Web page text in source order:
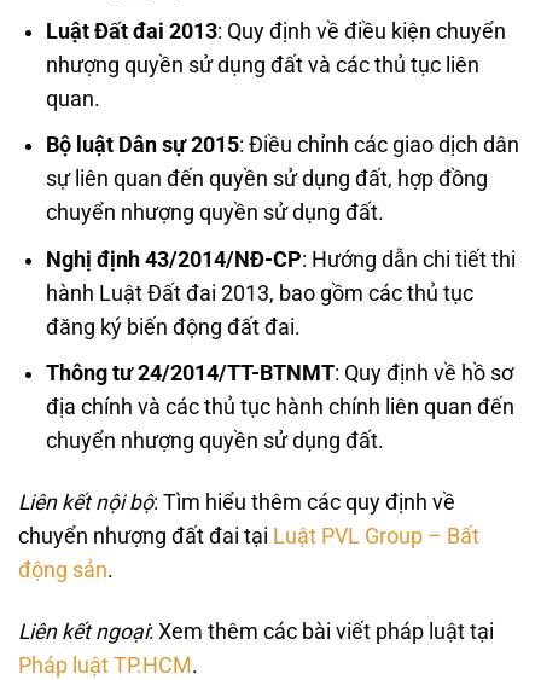
Luật Đất đai 2013: Quy định về điều kiện chuyển
nhượng quyền sử dụng đất và các thủ tục liên
quan.
Bộ luật Dân sự 2015: Điều chỉnh các giao dịch dân
sự liên quan đến quyền sử dụng đất, hợp đồng
chuyển nhượng quyền sử dụng đất.
Nghị định 43/2014/NĐ-CP: Hướng dẫn chi tiết thi
hành Luật Đất đai 2013, bao gồm các thủ tục
đăng ký biến động đất đai.
Thông tư 24/2014/TT-BTNMT: Quy định về hồ sơ
địa chính và các thủ tục hành chính liên quan đến
chuyển nhượng quyền sử dụng đất.
Liên kết nội bộ: Tìm hiểu thêm các quy định về
chuyển nhượng đất đai tại Luật PVL Group – Bất
động sản.
Liên kết ngoại: Xem thêm các bài viết pháp luật tại
Pháp luật TP.HCM .